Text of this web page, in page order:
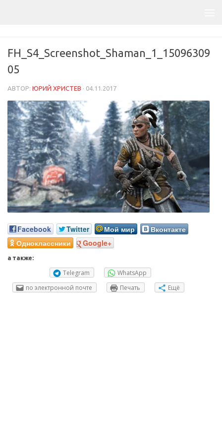
FH_S4_Screenshot_Shaman_1_15096309
05
АВТОР: ЮРИЙ ХРИСТЕВ · 04.11.2017
Facebook Twitter Мой мир
Вконтакте
Одноклассники
Google+
а также:
Telegram
WhatsApp
по электронной почте
Печать Ещё